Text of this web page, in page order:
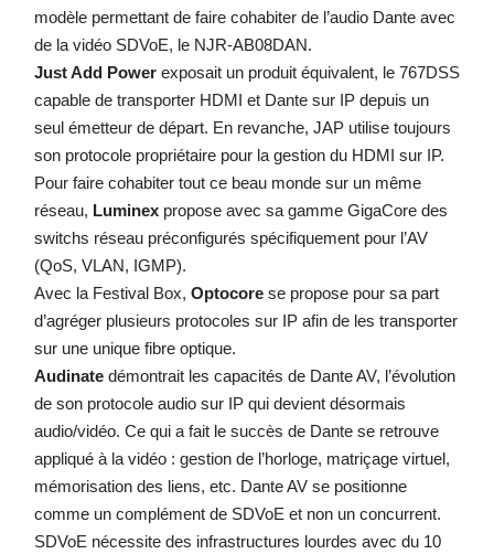
modèle permettant de faire cohabiter de l’audio Dante avec
de la vidéo SDVoE, le NJR-AB08DAN.
Just Add Powerexposait un produit équivalent, le 767DSS
capable de transporter HDMI et Dante sur IP depuis un
seul émetteur de départ. En revanche, JAP utilise toujours
son protocole propriétaire pour la gestion du HDMI sur IP.
Pour faire cohabiter tout ce beau monde sur un même
réseau, Luminexpropose avec sa gamme GigaCore des
switchs réseau préconfigurés spécifiquement pour l’AV
(QoS, VLAN, IGMP).
Avec la Festival Box, Optocorese propose pour sa part
d’agréger plusieurs protocoles sur IP afin de les transporter
sur une unique fibre optique.
Audinatedémontrait les capacités de Dante AV, l’évolution
de son protocole audio sur IP qui devient désormais
audio/vidéo. Ce qui a fait le succès de Dante se retrouve
appliqué à la vidéo : gestion de l’horloge, matriçage virtuel,
mémorisation des liens, etc. Dante AV se positionne
comme un complément de SDVoE et non un concurrent.
SDVoE nécessite des infrastructures lourdes avec du 10